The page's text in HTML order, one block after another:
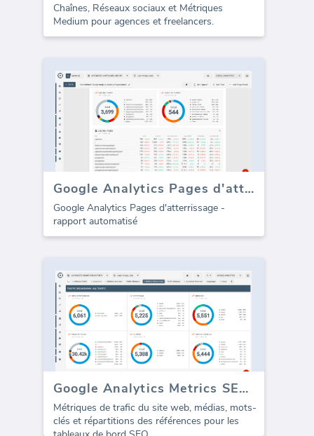
Chaînes, Réseaux sociaux et Métriques
Medium pour agences et freelancers.
Google Analytics Pages d'atterrissage (rapport)
Google Analytics Pages d'atterrissage -
rapport automatisé
Google Analytics Metrics SEO tableau de bord
Métriques de trafic du site web, médias, mots-
clés et répartitions des références pour les